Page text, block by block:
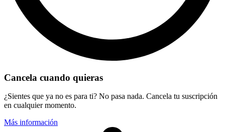
Cancela cuando quieras
¿Sientes que ya no es para ti? No pasa nada. Cancela tu suscripción
en cualquier momento.
Más información